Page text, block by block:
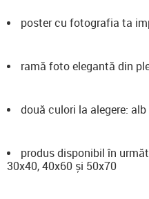
poster cu fotografia ta
ramă foto elegantă din
două culori la alegere: alb
produs disponibil în
30x40, 40x60 și 50x70